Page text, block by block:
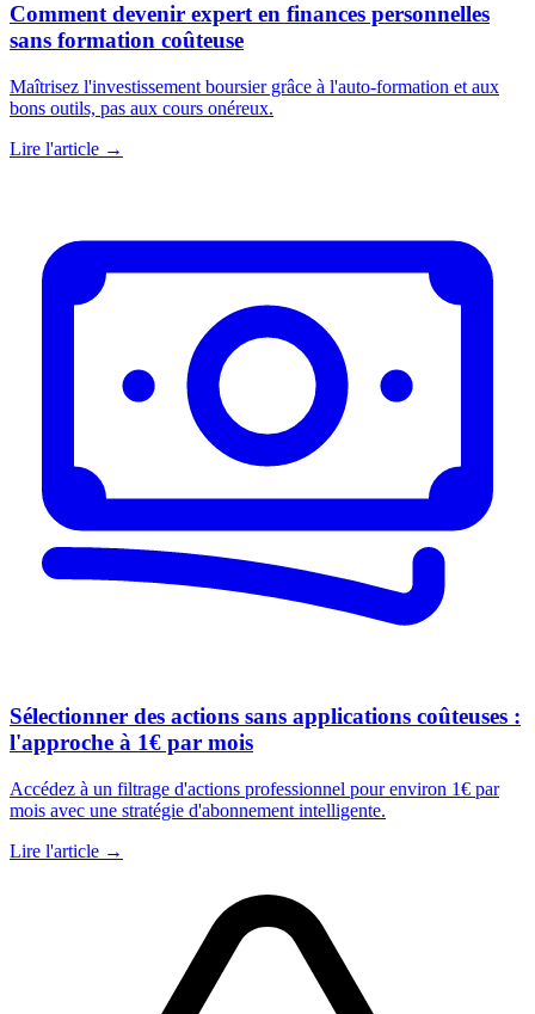
Comment devenir expert en finances personnelles
sans formation coûteuse
Maîtrisez l'investissement boursier grâce à l'auto-formation et aux
bons outils, pas aux cours onéreux.
Lire l'article →
Sélectionner des actions sans applications coûteuses :
l'approche à 1€ par mois
Accédez à un filtrage d'actions professionnel pour environ 1€ par
mois avec une stratégie d'abonnement intelligente.
Lire l'article →